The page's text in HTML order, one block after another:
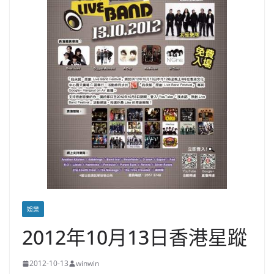
娛樂
2012年10月13日香港星蹤
2012-10-13 winwin